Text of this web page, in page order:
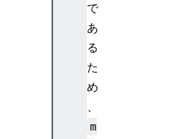
で
あ
る
た
め
、
m